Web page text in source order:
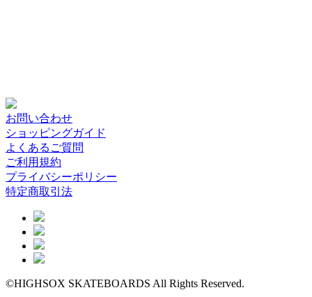
お問い合わせ
ショッピングガイド
よくあるご質問
ご利用規約
プライバシーポリシー
特定商取引法
©HIGHSOX SKATEBOARDS All Rights Reserved.